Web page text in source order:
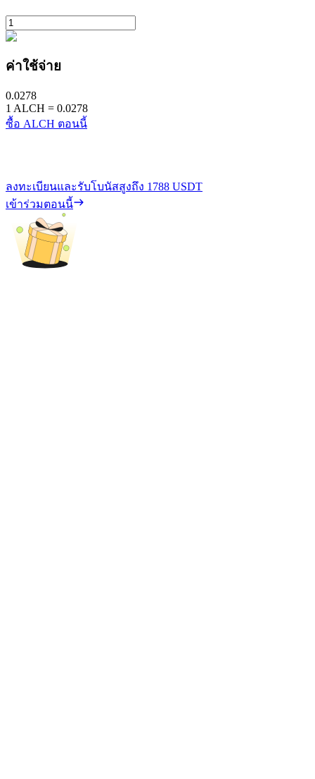
ค่าใช้จ่าย
0.0278
1 ALCH = 0.0278
ซื้อ ALCH ตอนนี้
ลงทะเบียนและรับโบนัสสูงถึง 1788 USDT
เข้าร่วมตอนนี้